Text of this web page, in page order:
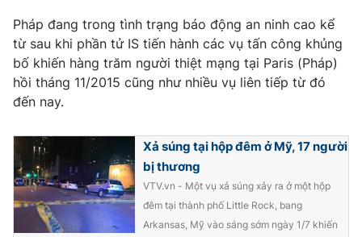
Khán giả
Giải sao mai
Âm nhạc
Sao
Du lịch
Làm đẹp
Chất lượng cuộc sống
Giáo dục
Tuyển sinh
Công nghệ
Hitech Công nghệ tương lai
Sản phẩm
Thị trường
Tư vấn
Giao lưu trực tuyến
Lịch phát sóng
Pháp đang trong tình trạng báo động an ninh cao kể
từ sau khi phần tử IS tiến hành các vụ tấn công khủng
bố khiến hàng trăm người thiệt mạng tại Paris (Pháp)
hồi tháng 11/2015 cũng như nhiều vụ liên tiếp từ đó
đến nay.
Xả súng tại hộp đêm ở Mỹ, 17 người
bị thương
VTV.vn - Một vụ xả súng xảy ra ở một hộp
đêm tại thành phố Little Rock, bang
Arkansas, Mỹ vào sáng sớm ngày 1/7 khiến